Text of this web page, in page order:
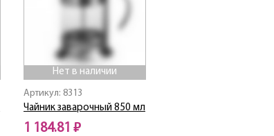
Нет в наличии
Артикул: 8313
Чайник заварочный 850 мл
1 184.81 ₽